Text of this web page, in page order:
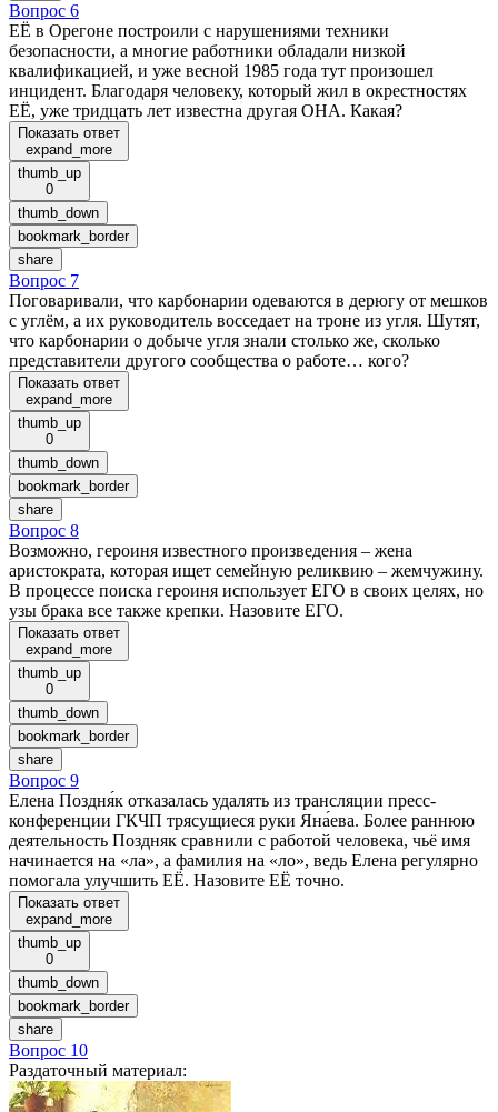
Вопрос 6
ЕЁ в Орегоне построили с нарушениями техники
безопасности, а многие работники обладали низкой
квалификацией, и уже весной 1985 года тут произошел
инцидент. Благодаря человеку, который жил в окрестностях
ЕЁ, уже тридцать лет известна другая ОНА. Какая?
Показать ответ
expand_more
thumb_up
0
thumb_down
bookmark_border
share
Вопрос 7
Поговаривали, что карбонарии одеваются в дерюгу от мешков
с углём, а их руководитель восседает на троне из угля. Шутят,
что карбонарии о добыче угля знали столько же, сколько
представители другого сообщества о работе… кого?
Показать ответ
expand_more
thumb_up
0
thumb_down
bookmark_border
share
Вопрос 8
Возможно, героиня известного произведения – жена
аристократа, которая ищет семейную реликвию – жемчужину.
В процессе поиска героиня использует ЕГО в своих целях, но
узы брака все также крепки. Назовите ЕГО.
Показать ответ
expand_more
thumb_up
0
thumb_down
bookmark_border
share
Вопрос 9
Елена Поздня́к отказалась удалять из трансляции пресс-
конференции ГКЧП трясущиеся руки Яна́ева. Более раннюю
деятельность Поздняк сравнили с работой человека, чьё имя
начинается на «ла», а фамилия на «ло», ведь Елена регулярно
помогала улучшить ЕЁ. Назовите ЕЁ точно.
Показать ответ
expand_more
thumb_up
0
thumb_down
bookmark_border
share
Вопрос 10
Раздаточный материал: